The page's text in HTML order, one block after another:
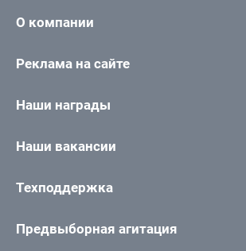
О компании
Реклама на сайте
Наши награды
Наши вакансии
Техподдержка
Предвыборная агитация